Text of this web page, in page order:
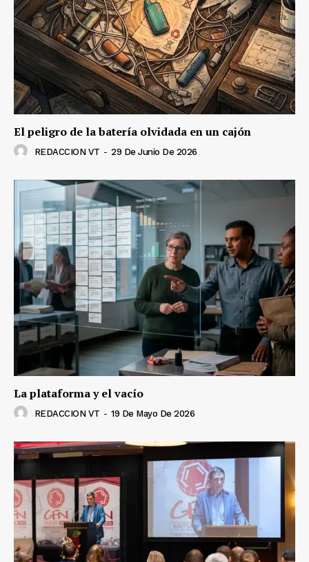
El peligro de la batería olvidada en un cajón
REDACCION VT - 29 De Junio De 2026
La plataforma y el vacío
REDACCION VT - 19 De Mayo De 2026